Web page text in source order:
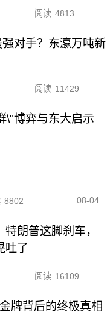
阅读 4813
对手？东瀛万吨新
阅读 11429
\"博弈与东大启示
8802 08-04
朗普这脚刹车，
吐了
阅读 16109
牌背后的终极真相